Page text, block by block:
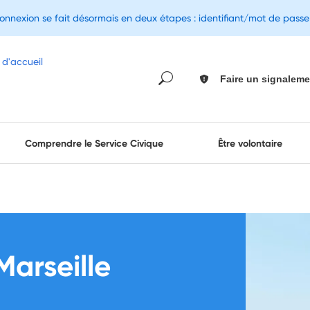
Faire un
Comprendre le Service Civique Être volontaire
se fait désormais en deux étapes : identifiant/mot de